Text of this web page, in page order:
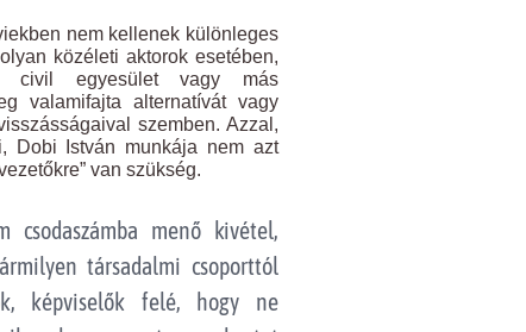
nem kellenek különleges
közéleti aktorok esetében,
civil egyesület vagy más
valamifajta alternatívát vagy
szemben. Azzal,
Dobi István munkája nem azt
van szükség.
csodaszámba menő kivétel,
társadalmi csoporttól
képviselők felé, hogy ne